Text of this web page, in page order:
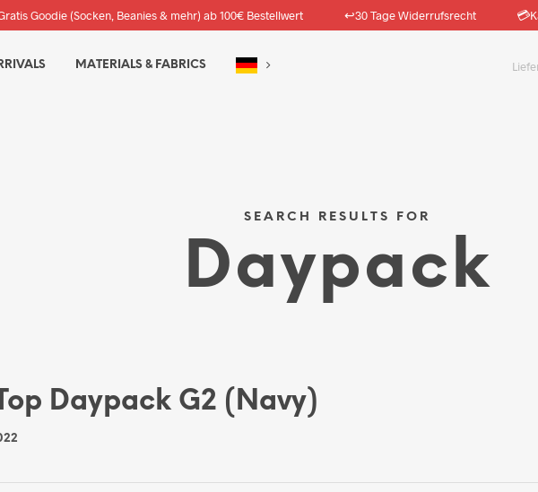
Goodie (Socken, Beanies & mehr) ab 100€ Bestellwert ↩️30 Tage Widerrufsrecht 💳
Erhalte 1x
MATERIALS & FABRICS
SEARCH RESULTS FOR
Daypack
Daypack G2 (Navy)